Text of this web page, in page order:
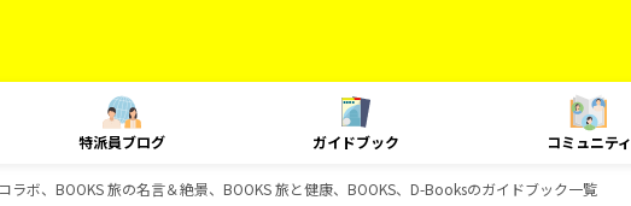
特派員ブログ ガイドブック コミュニティ
ボ、BOOKS 旅の名言＆絶景、BOOKS 旅と健康、BOOKS、D-Booksのガイドブック一覧